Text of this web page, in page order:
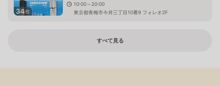
34枚
10:00～20:00
東京都青梅市今井三丁目10番9 フォレオ2F
すべて見る